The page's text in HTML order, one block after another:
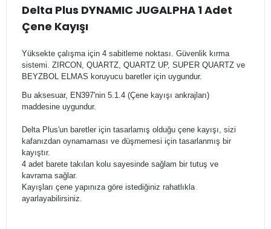
Delta Plus DYNAMIC JUGALPHA 1 Adet
Çene Kayışı
Yüksekte çalışma için 4 sabitleme noktası. Güvenlik kırma
sistemi. ZIRCON, QUARTZ, QUARTZ UP, SUPER QUARTZ ve
BEYZBOL ELMAS koruyucu baretler için uygundur.
Bu aksesuar, EN397'nin 5.1.4 (Çene kayışı ankrajları)
maddesine uygundur.
Delta Plus'un baretler için tasarlamış olduğu çene kayışı, sizi
kafanızdan oynamaması ve düşmemesi için tasarlanmış bir
kayıştır.
4 adet barete takılan kolu sayesinde sağlam bir tutuş ve
kavrama sağlar.
Kayışları çene yapınıza göre istediğiniz rahatlıkla
ayarlayabilirsiniz.